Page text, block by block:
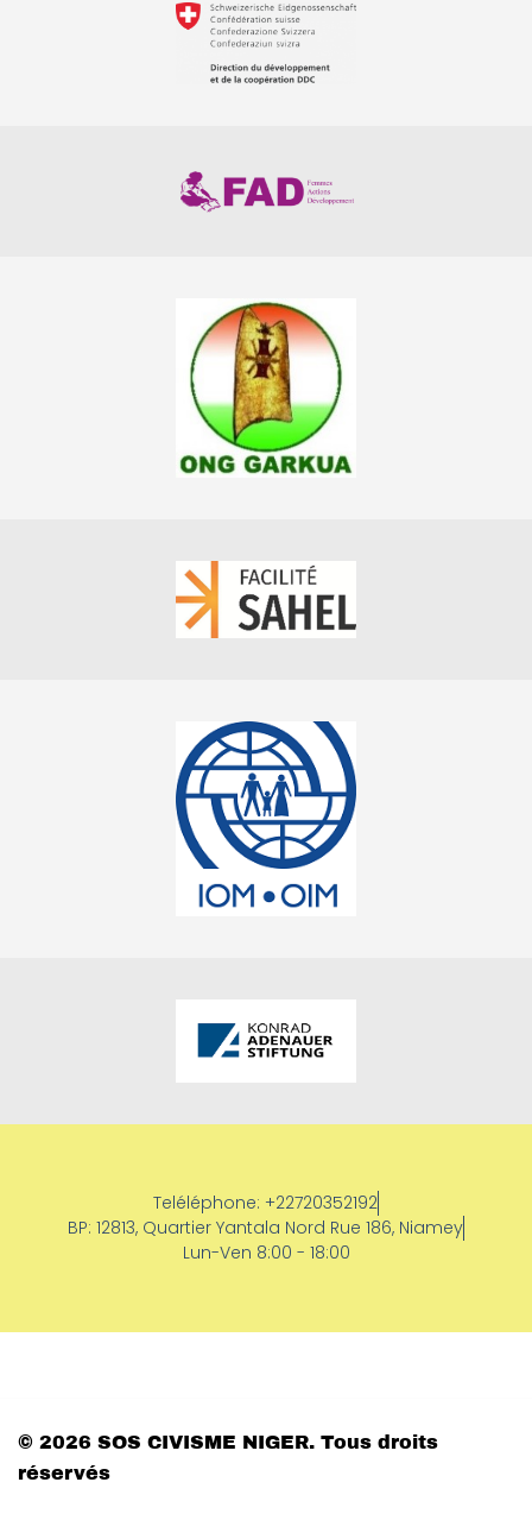
Teléléphone: +22720352192
BP: 12813, Quartier Yantala Nord Rue 186, Niamey
Lun-Ven 8:00 - 18:00
© 2026 SOS CIVISME NIGER. Tous droits
réservés